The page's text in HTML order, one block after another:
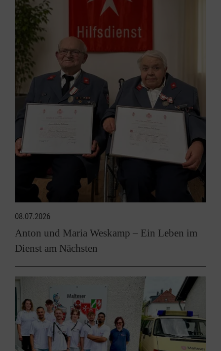
08.07.2026
Anton und Maria Weskamp – Ein Leben im
Dienst am Nächsten